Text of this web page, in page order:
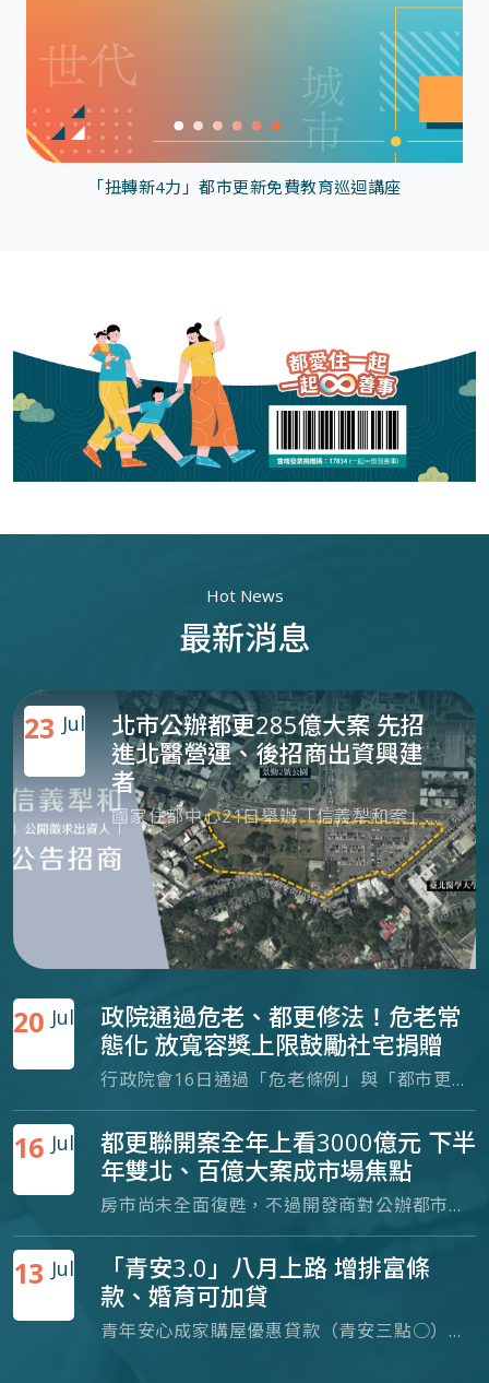
「扭轉新4力」都市更新免費教育巡迴講座
Hot News
最新消息
23Jul
北市公辦都更285億大案 先招
進北醫營運、後招商出資興建
者
國家住都中心21日舉辦「信義犁和案」線上招商說明會，向各界說明基地概況、使用需求、投標資格與評選方式等，吸引多家廠商熱烈與會。該案為信義區罕見的公辦都更大案，面積廣達2.3公頃，屬於策略性更新地區，全案投資金額至少285億元。
20Jul
政院通過危老、都更修法！危老常
態化 放寬容獎上限鼓勵社宅捐贈
行政院會16日通過「危老條例」與「都市更新條例」修正草案，接續將送立法院審議。此次修法重點，市場多所關注危老條例確立常態化，為增加社宅供給量，放寬都更、危老重建容積上限。此外，擴大自主更新部分，將強化信用保證，支援所有權人融資擔保額度。
16Jul
都更聯開案全年上看3000億元 下半
年雙北、百億大案成市場焦點
房市尚未全面復甦，不過開發商對公辦都市更新與捷運聯合開發案的布局仍維持積極。仲量聯行14日發表2026 上半年商用不動產市場看法，根據統計2026 年上半年全台都更與聯開案招商金額合計達 1,223 億元，共計 19 案，整體招商規模已超越 2024 年全年水準。
13Jul
「青安3.0」八月上路 增排富條
款、婚育可加貸
青年安心成家購屋優惠貸款（青安三點○）將於八月上路，消息人士指出，新方案將給予「婚」與「生育」家庭不同的貸款額度，並新增排富條款，包括採「三級制」設定購屋總價、訂定申貸人的年所得兩百萬元的上限；此外，利率補貼採逐年退場，但訂有回溯條款。